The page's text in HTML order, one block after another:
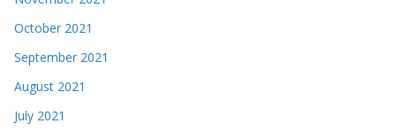
October 2021
September 2021
August 2021
July 2021